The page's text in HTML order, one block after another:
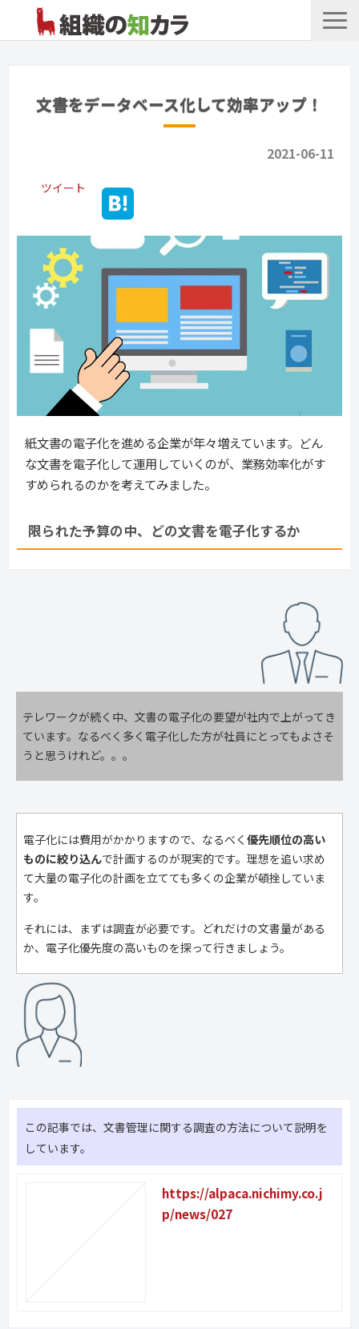
記事カテゴリ一覧
文書をデータベース化して効率アップ！
2021-06-11
ツイート
紙文書の電子化を進める企業が年々増えています。どん
な文書を電子化して運用していくのが、業務効率化がす
すめられるのかを考えてみました。
限られた予算の中、どの文書を電子化するか
テレワークが続く中、文書の電子化の要望が社内で上がってき
ています。なるべく多く電子化した方が社員にとってもよさそ
うと思うけれど。。。
電子化には費用がかかりますので、なるべく 優先順位の高い
ものに絞り込んで計画するのが現実的です。理想を追い求め
て大量の電子化の計画を立てても多くの企業が頓挫していま
す。
それには、まずは調査が必要です。どれだけの文書量がある
か、電子化優先度の高いものを探って行きましょう。
この記事では、文書管理に関する調査の方法について説明を
しています。
https://alpaca.nichimy.co.j
p/news/027